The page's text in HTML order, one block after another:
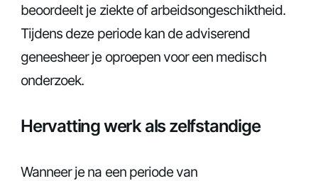
beoordeelt je ziekte of arbeidsongeschiktheid.
Tijdens deze periode kan de adviserend
geneesheer je oproepen voor een medisch
onderzoek.
Hervatting werk als zelfstandige
Wanneer je na een periode van